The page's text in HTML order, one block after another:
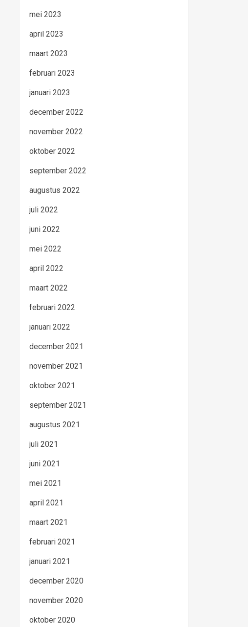
mei 2023
april 2023
maart 2023
februari 2023
januari 2023
december 2022
november 2022
oktober 2022
september 2022
augustus 2022
juli 2022
juni 2022
mei 2022
april 2022
maart 2022
februari 2022
januari 2022
december 2021
november 2021
oktober 2021
september 2021
augustus 2021
juli 2021
juni 2021
mei 2021
april 2021
maart 2021
februari 2021
januari 2021
december 2020
november 2020
oktober 2020